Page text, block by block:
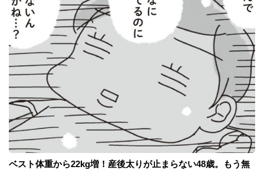
ベスト体重から22kg増！産後太りが止まらない48歳。もう無